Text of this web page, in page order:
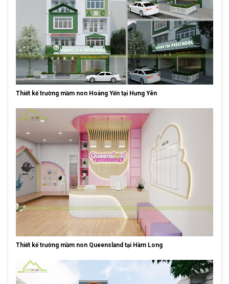
Thiết kế trường mầm non Hoàng Yến tại Hưng Yên
Thiết kế trường mầm non Queensland tại Hàm Long